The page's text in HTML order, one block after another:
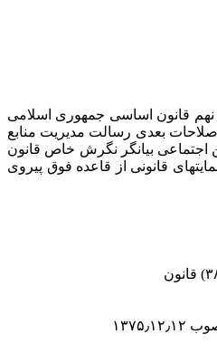
نهم قانون اساسی جمهوری اسلامی
به فراهم کردن زمینه برخورداری از این حق برای یکایک افراد کشور شده است و سازمان تامین اجتماعی بر اساس قانون مصوب تیرماه سال ۱۳۵۴ و اصلاحات بعدی رسالت مدیریت منابع
اجتماعی بیانگر نگرش خاص قانون
قانونی از قاعده فوق پیروی